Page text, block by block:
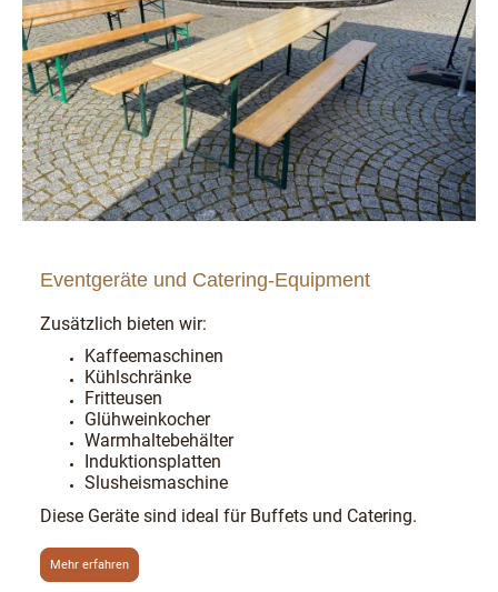
Eventgeräte und Catering-Equipment
Zusätzlich bieten wir:
Kaffeemaschinen
Kühlschränke
Fritteusen
Glühweinkocher
Warmhaltebehälter
Induktionsplatten
Slusheismaschine
Diese Geräte sind ideal für Buffets und Catering.
Mehr erfahren